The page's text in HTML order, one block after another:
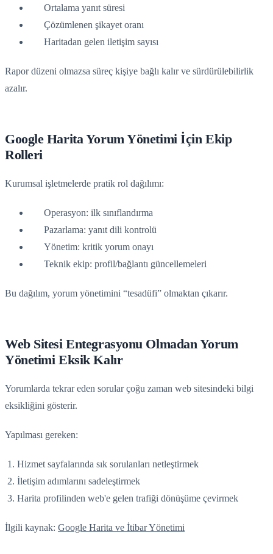
Ortalama yanıt süresi
Çözümlenen şikayet oranı
Haritadan gelen iletişim sayısı
Rapor düzeni olmazsa süreç kişiye bağlı kalır ve sürdürülebilirlik
azalır.
Google Harita Yorum Yönetimi İçin Ekip
Rolleri
Kurumsal işletmelerde pratik rol dağılımı:
Operasyon: ilk sınıflandırma
Pazarlama: yanıt dili kontrolü
Yönetim: kritik yorum onayı
Teknik ekip: profil/bağlantı güncellemeleri
Bu dağılım, yorum yönetimini “tesadüfi” olmaktan çıkarır.
Web Sitesi Entegrasyonu Olmadan Yorum
Yönetimi Eksik Kalır
Yorumlarda tekrar eden sorular çoğu zaman web sitesindeki bilgi
eksikliğini gösterir.
Yapılması gereken:
Hizmet sayfalarında sık sorulanları netleştirmek
İletişim adımlarını sadeleştirmek
Harita profilinden web'e gelen trafiği dönüşüme çevirmek
İlgili kaynak: Google Harita ve İtibar Yönetimi